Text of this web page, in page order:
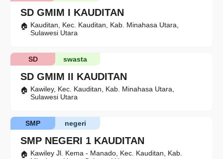
SD GMIM I KAUDITAN
Kauditan, Kec. Kauditan, Kab. Minahasa Utara,
Sulawesi Utara
SD GMIM II KAUDITAN
swasta
SD
Kawiley, Kec. Kauditan, Kab. Minahasa Utara,
Sulawesi Utara
SMP NEGERI 1 KAUDITAN
negeri
SMP
Kawiley Jl. Kema - Manado, Kec. Kauditan, Kab.